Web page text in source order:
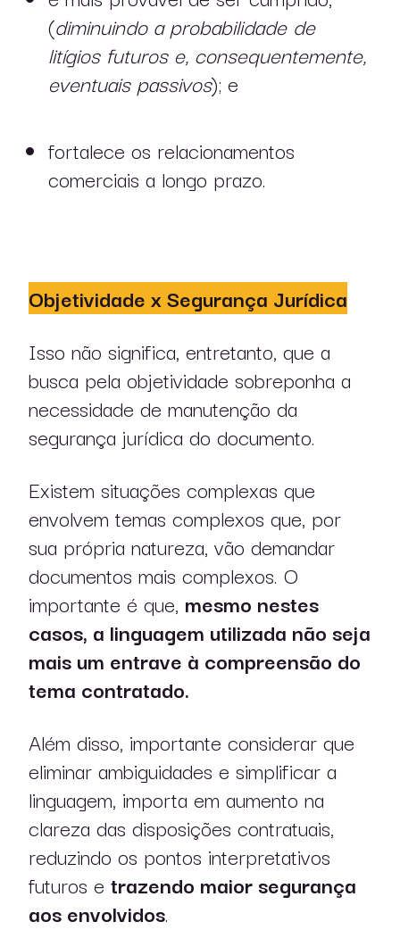
(diminuindo a probabilidade de
litígios futuros e, consequentemente,
eventuais passivos); e
fortalece os relacionamentos
comerciais a longo prazo.
Objetividade x Segurança Jurídica
Isso não significa, entretanto, que a
busca pela objetividade sobreponha a
necessidade de manutenção da
segurança jurídica do documento.
Existem situações complexas que
envolvem temas complexos que, por
sua própria natureza, vão demandar
documentos mais complexos. O
importante é que, mesmo nestes
casos, a linguagem utilizada não seja
mais um entrave à compreensão do
tema contratado.
Além disso, importante considerar que
eliminar ambiguidades e simplificar a
linguagem, importa em aumento na
clareza das disposições contratuais,
reduzindo os pontos interpretativos
futuros etrazendo maior segurança
aos envolvidos.